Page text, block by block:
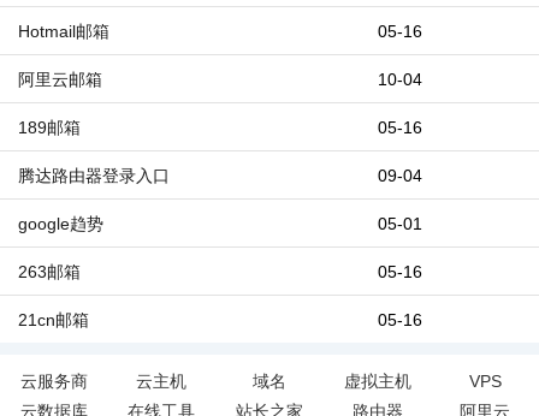
05-16
Hotmail邮箱
10-04
阿里云邮箱
05-16
189邮箱
09-04
腾达路由器登录入口
05-01
google趋势
05-16
263邮箱
05-16
21cn邮箱
云服务商 云主机 域名 虚拟主机
VPS
云数据库
在线工具 站长之家 路由器 阿里云